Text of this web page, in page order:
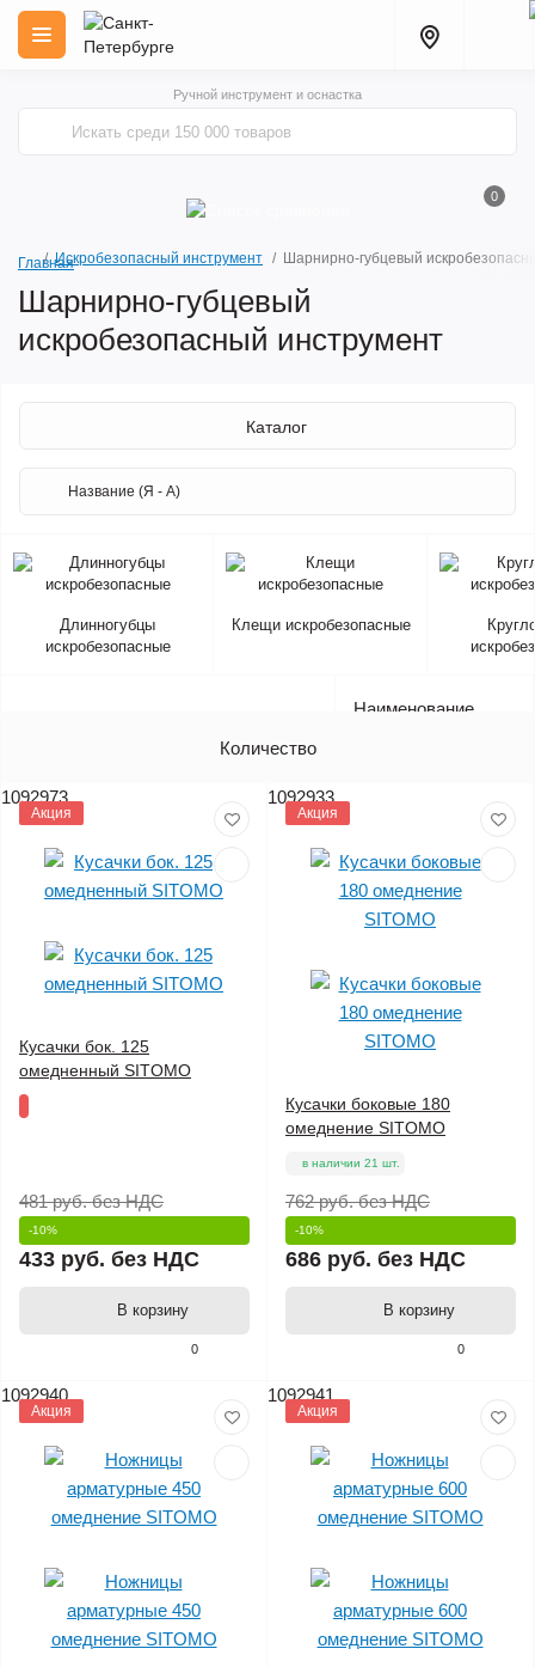
Ручной инструмент и оснастка
0
ГлавнаяИскробезопасный инструмент Шарнирно-губцевый
Шарнирно-губцевый
искробезопасный инструмент
Каталог
Длинногубцы
искробезопасные
Клещи искробезопасные
Наименование
Количество
1092973
Акция
0
Кусачки бок. 125
омедненный SITOMO
481 руб.без НДС
-10%
433 руб. без НДС
В корзину
1092933
Акция
0
Кусачки боковые 180
омеднение SITOMO
в наличии 21 шт.
762 руб.без НДС
-10%
686 руб. без НДС
В корзину
1092940
Акция
1092941
Акция